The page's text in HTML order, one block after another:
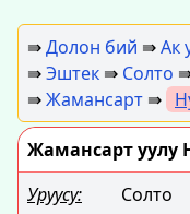
⇛Долон бий ⇛Ак
⇛Эштек ⇛ Солто
⇛Жамансарт ⇛
Жамансарт уулу
Уруусу:
Солто